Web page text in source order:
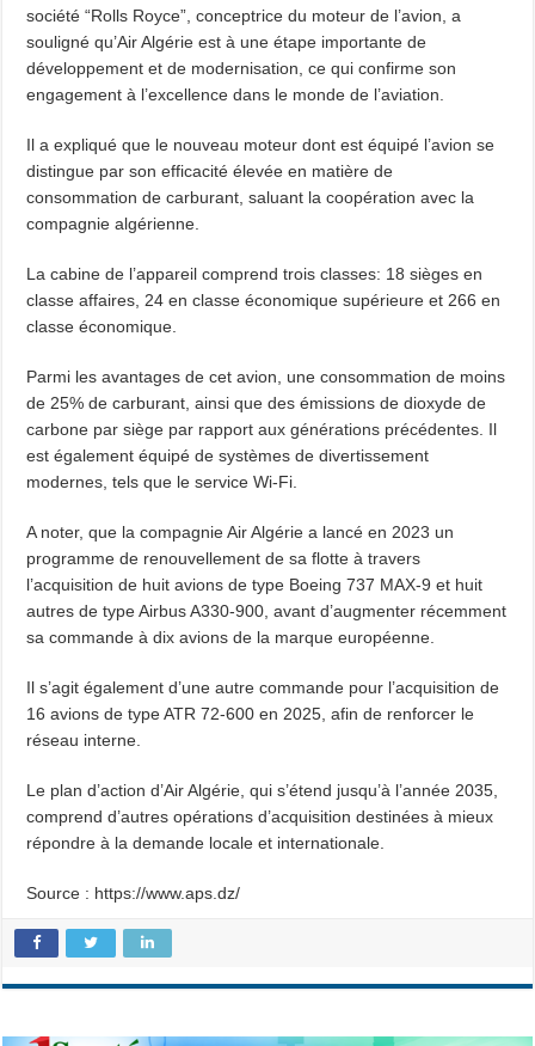
société “Rolls Royce”, conceptrice du moteur de l’avion, a
souligné qu’Air Algérie est à une étape importante de
développement et de modernisation, ce qui confirme son
engagement à l’excellence dans le monde de l’aviation.
Il a expliqué que le nouveau moteur dont est équipé l’avion se
distingue par son efficacité élevée en matière de
consommation de carburant, saluant la coopération avec la
compagnie algérienne.
La cabine de l’appareil comprend trois classes: 18 sièges en
classe affaires, 24 en classe économique supérieure et 266 en
classe économique.
Parmi les avantages de cet avion, une consommation de moins
de 25% de carburant, ainsi que des émissions de dioxyde de
carbone par siège par rapport aux générations précédentes. Il
est également équipé de systèmes de divertissement
modernes, tels que le service Wi-Fi.
A noter, que la compagnie Air Algérie a lancé en 2023 un
programme de renouvellement de sa flotte à travers
l’acquisition de huit avions de type Boeing 737 MAX-9 et huit
autres de type Airbus A330-900, avant d’augmenter récemment
sa commande à dix avions de la marque européenne.
Il s’agit également d’une autre commande pour l’acquisition de
16 avions de type ATR 72-600 en 2025, afin de renforcer le
réseau interne.
Le plan d’action d’Air Algérie, qui s’étend jusqu’à l’année 2035,
comprend d’autres opérations d’acquisition destinées à mieux
répondre à la demande locale et internationale.
Source : https://www.aps.dz/